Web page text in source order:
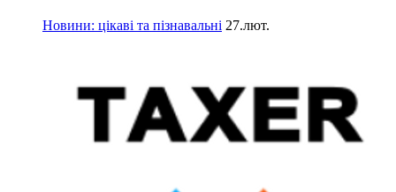
Новини: цікаві та пізнавальні 27.лют.